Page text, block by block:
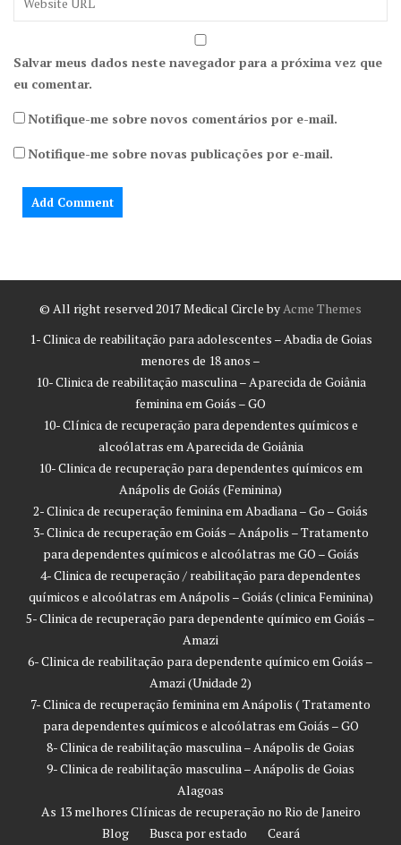
Salvar meus dados neste navegador para a próxima vez que
eu comentar.
Notifique-me sobre novos comentários por e-mail.
Notifique-me sobre novas publicações por e-mail.
© All right reserved 2017Medical Circle byAcme Themes
1- Clinica de reabilitação para adolescentes – Abadia de Goias
menores de 18 anos –
10- Clinica de reabilitação masculina – Aparecida de Goiânia
feminina em Goiás – GO
10- Clínica de recuperação para dependentes químicos e
alcoólatras em Aparecida de Goiânia
10- Clinica de recuperação para dependentes químicos em
Anápolis de Goiás (Feminina)
2- Clinica de recuperação feminina em Abadiana – Go – Goiás
3- Clinica de recuperação em Goiás – Anápolis – Tratamento
para dependentes químicos e alcoólatras me GO – Goiás
4- Clinica de recuperação / reabilitação para dependentes
químicos e alcoólatras em Anápolis – Goiás (clinica Feminina)
5- Clinica de recuperação para dependente químico em Goiás –
Amazi
6- Clinica de reabilitação para dependente químico em Goiás –
Amazi (Unidade 2)
7- Clinica de recuperação feminina em Anápolis ( Tratamento
para dependentes químicos e alcoólatras em Goiás – GO
8- Clinica de reabilitação masculina – Anápolis de Goias
9- Clinica de reabilitação masculina – Anápolis de Goias
Alagoas
As 13 melhores Clínicas de recuperação no Rio de Janeiro
Blog
Busca por estado
Ceará